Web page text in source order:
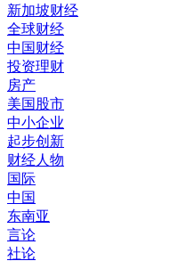
新加坡财经
全球财经
中国财经
投资理财
房产
美国股市
中小企业
起步创新
财经人物
国际
中国
东南亚
言论
社论